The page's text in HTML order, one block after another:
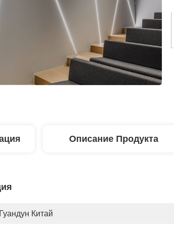
Описание Продукта
Гуандун Китай